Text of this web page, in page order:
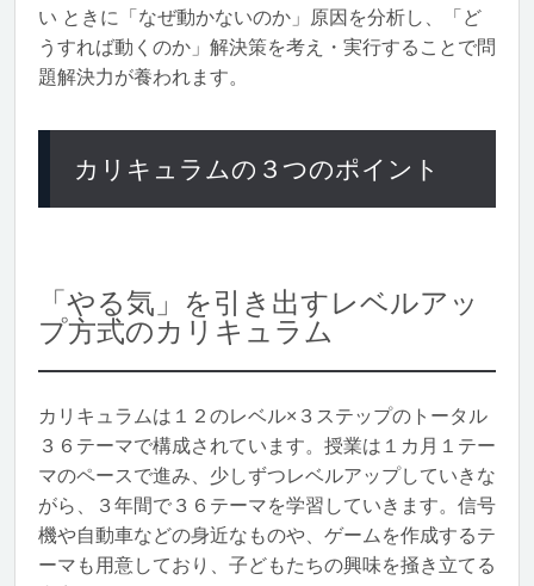
い ときに「なぜ動かないのか」原因を分析し、「ど
うすれば動くのか」解決策を考え・実行することで問
題解決力が養われます。
カリキュラムの３つのポイント
「やる気」を引き出すレベルアッ
プ方式のカリキュラム
カリキュラムは１２のレベル×３ステップのトータル
３６テーマで構成されています。授業は１カ月１テー
マのペースで進み、少しずつレベルアップしていきな
がら、３年間で３６テーマを学習していきます。信号
機や自動車などの身近なものや、ゲームを作成するテ
ーマも用意しており、子どもたちの興味を掻き立てる